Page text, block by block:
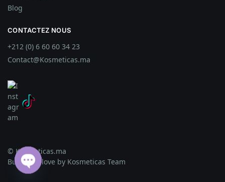
Blog
CONTACTEZ NOUS
+212 (0) 6 60 60 34 23
Contact@Kosmeticas.ma
© Kosmeticas.ma
Built with love by Kosmeticas Team